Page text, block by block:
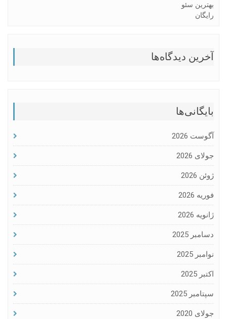
بهترین سئو
رایگان
آخرین دیدگاه‌ها
بایگانی‌ها
آگوست 2026
جولای 2026
ژوئن 2026
فوریه 2026
ژانویه 2026
دسامبر 2025
نوامبر 2025
اکتبر 2025
سپتامبر 2025
جولای 2020